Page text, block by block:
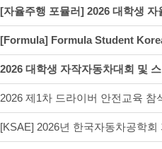
2026 제1차 드라이버 안전교육 참